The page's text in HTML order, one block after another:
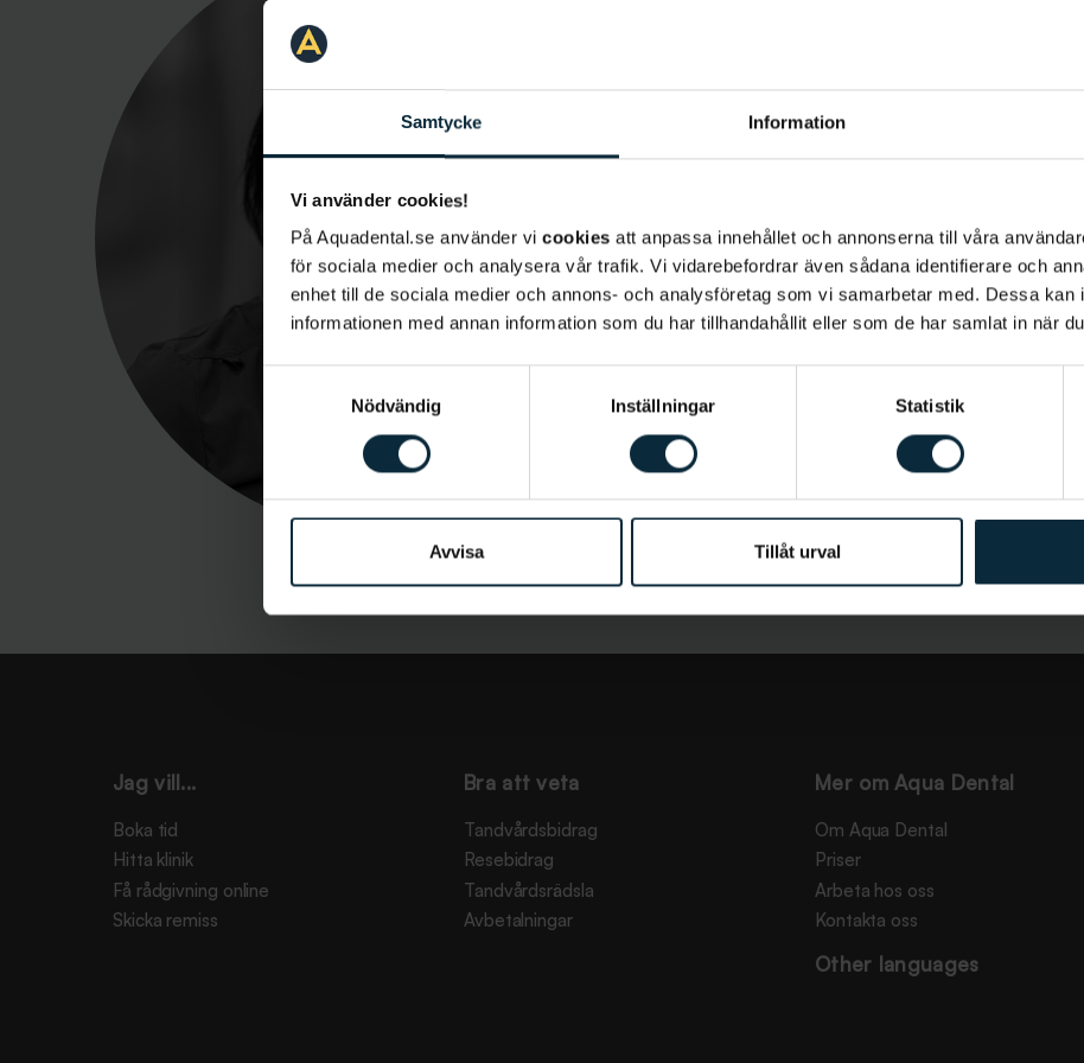
Samtycke Information
Vi använder cookies!
På Aquadental.se använder vi cookies att anpassa innehållet och annonserna till våra
för sociala medier och analysera vår trafik. Vi vidarebefordrar även sådana identifierare och
enhet till de sociala medier och annons- och analysföretag som vi samarbetar med. Dessa kan
informationen med annan information som du har tillhandahållit eller som de har samlat in när
Nödvändig
Inställningar Statistik
Avvisa Tillåt urval
Jag vill...
Boka tid
Hitta klinik
Få rådgivning online
Skicka remiss
Bra att veta
Tandvårdsbidrag
Resebidrag
Tandvårdsrädsla
Avbetalningar
Mer om Aqua Dental
Om Aqua Dental
Priser
Arbeta hos oss
Kontakta oss
Other languages